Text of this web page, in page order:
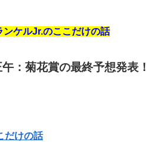
ンケルJr.のここだけの話
：菊花賞の最終予想発表！
だけの話